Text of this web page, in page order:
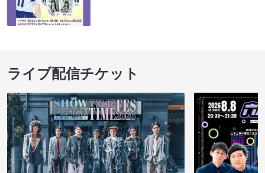
ライブ配信チケット